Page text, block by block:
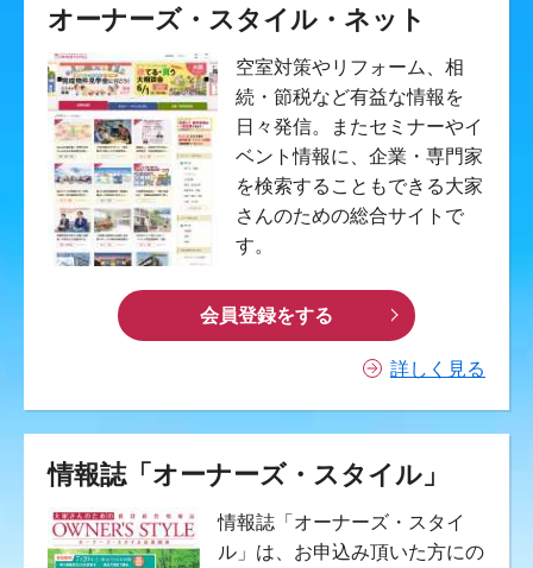
オーナーズ・スタイル・ネット
空室対策やリフォーム、相
続・節税など有益な情報を
日々発信。またセミナーやイ
ベント情報に、企業・専門家
を検索することもできる大家
さんのための総合サイトで
す。
会員登録をする
詳しく見る
情報誌「オーナーズ・スタイル」
情報誌「オーナーズ・スタイ
ル」は、お申込み頂いた方にの